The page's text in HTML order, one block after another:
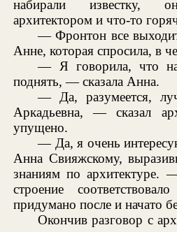
набирали известку,
архитектором и что-то
— Фронтон все
Анне, которая спросила, в
— Я говорила, что
поднять, — сказала Анна.
— Да, разумеется,
Аркадьевна, — сказал
упущено.
— Да, я очень
Анна Свияжскому,
знаниям по
строение
придумано после и начато
Окончив разговор с